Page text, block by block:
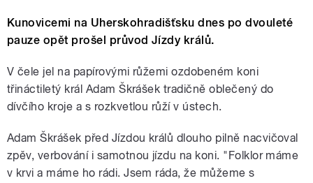
Kunovicemi na Uherskohradišťsku dnes po dvouleté
pauze opět prošel průvod Jízdy králů.
V čele jel na papírovými růžemi ozdobeném koni
třináctiletý král Adam Škrášek tradičně oblečený do
dívčího kroje a s rozkvetlou růží v ústech.
Adam Škrášek před Jízdou králů dlouho pilně nacvičoval
zpěv, verbování i samotnou jízdu na koni. "Folklor máme
v krvi a máme ho rádi. Jsem ráda, že můžeme s